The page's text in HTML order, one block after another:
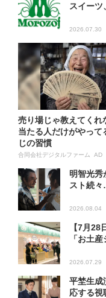
スイー
2026.07.30
売り場じゃ教えてくれ
当たる人だけがやって
じの習慣
合同会社デジタルファーム AD
明智光
スト続
2026.08.04
【7月
「お土
2026.07.29
平埜生成
応する視